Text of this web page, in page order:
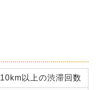
10km以上の渋滞回数